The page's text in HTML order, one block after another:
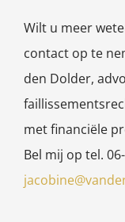
Wilt u meer
contact op te
den Dolder,
met financiële
Bel mij op tel.